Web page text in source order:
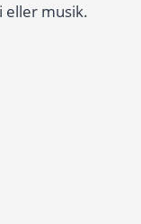
eller musik.